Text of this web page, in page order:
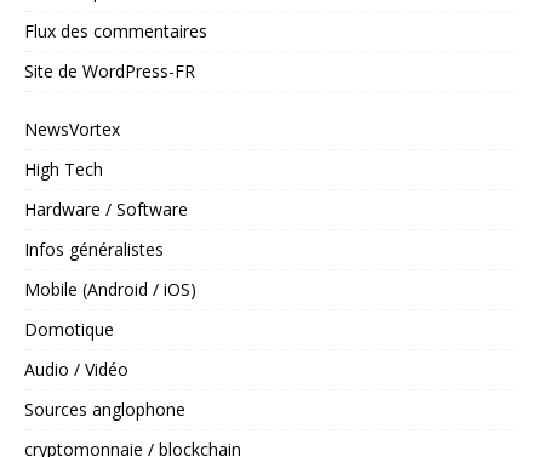
Flux des commentaires
Site de WordPress-FR
NewsVortex
High Tech
Hardware / Software
Infos généralistes
Mobile (Android / iOS)
Domotique
Audio / Vidéo
Sources anglophone
cryptomonnaie / blockchain